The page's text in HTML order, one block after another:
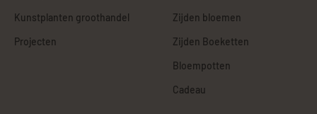
Kunstplanten groothandel
Projecten
Zijden bloemen
Zijden Boeketten
Bloempotten
Cadeau